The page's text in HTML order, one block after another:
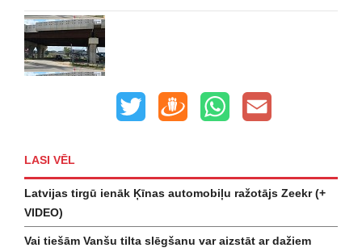
LASI VĒL
Latvijas tirgū ienāk Ķīnas automobiļu ražotājs Zeekr (+
VIDEO)
Vai tiešām Vanšu tilta slēgšanu var aizstāt ar dažiem